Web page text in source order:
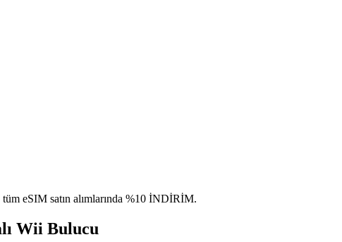
eSIM satın alımlarında %10 İNDİRİM.
Wii Bulucu